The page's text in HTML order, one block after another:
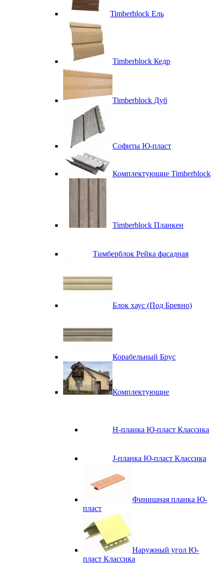
Timberblock Ель
Timberblock Кедр
Timberblock Дуб
Софиты Ю-пласт
Комплектующие Timberblock
Timberblock Планкен
Тимберблок Рейка фасадная
Блок хаус (Под Бревно)
Корабельный Брус
Комплектующие
H-планка Ю-пласт Классика
J-планка Ю-пласт Классика
Финишная планка Ю-
пласт
Наружный угол Ю-
пласт Классика